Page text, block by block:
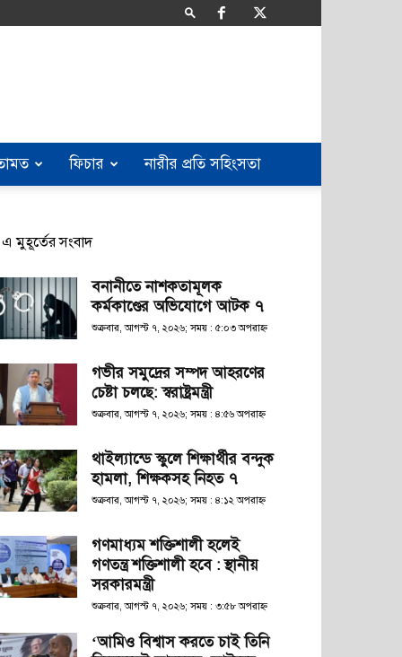
ফিচার নারীর প্রতি সহিংসতা
এ মুহূর্তের সংবাদ
বনানীতে নাশকতামূলক
কর্মকাণ্ডের অভিযোগে আটক ৭
শুক্রবার, আগস্ট ৭, ২০২৬; সময় : ৫:০৩ অপরাহ্ণ
গভীর সমুদ্রের সম্পদ আহরণের
চেষ্টা চলছে: স্বরাষ্ট্রমন্ত্রী
শুক্রবার, আগস্ট ৭, ২০২৬; সময় : ৪:৫৬ অপরাহ্ণ
থাইল্যান্ডে স্কুলে শিক্ষার্থীর বন্দুক
হামলা, শিক্ষকসহ নিহত ৭
শুক্রবার, আগস্ট ৭, ২০২৬; সময় : ৪:১২ অপরাহ্ণ
গণমাধ্যম শক্তিশালী হলেই
গণতন্ত্র শক্তিশালী হবে : স্থানীয়
সরকারমন্ত্রী
শুক্রবার, আগস্ট ৭, ২০২৬; সময় : ৩:৫৮ অপরাহ্ণ
‘আমিও বিশ্বাস করতে চাই তিনি